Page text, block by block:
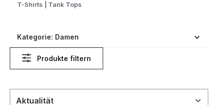
T-Shirts | Tank Tops
Kategorie: Damen
Produkte filtern